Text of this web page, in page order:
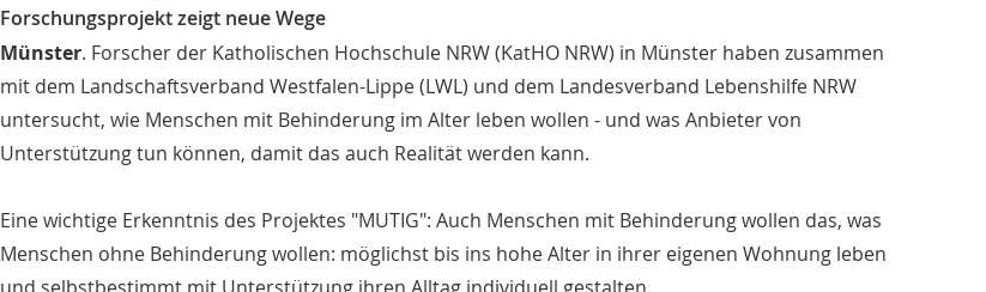
Forschungsprojekt zeigt neue Wege
Münster. Forscher der Katholischen Hochschule NRW (KatHO NRW) in Münster haben zusammen
mit dem Landschaftsverband Westfalen-Lippe (LWL) und dem Landesverband Lebenshilfe NRW
untersucht, wie Menschen mit Behinderung im Alter leben wollen - und was Anbieter von
Unterstützung tun können, damit das auch Realität werden kann.
Eine wichtige Erkenntnis des Projektes "MUTIG": Auch Menschen mit Behinderung wollen das, was
Menschen ohne Behinderung wollen: möglichst bis ins hohe Alter in ihrer eigenen Wohnung leben